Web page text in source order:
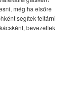
még ha elsőre
segítek feltárni
bevezetlek